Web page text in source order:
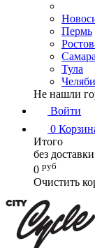
Пермь
Самара
Тула
Не нашли
Войти
0
Итого
без доставки
0 руб
Очистить